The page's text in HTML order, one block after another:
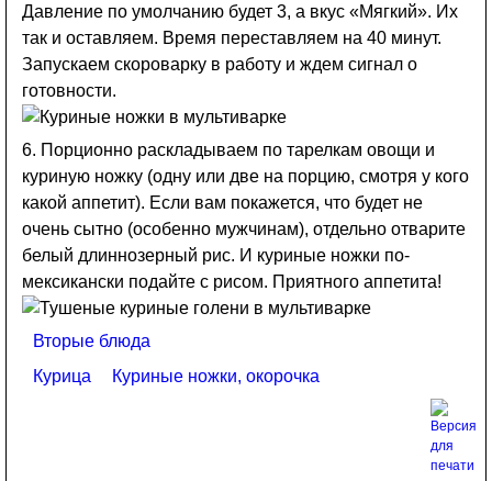
Давление по умолчанию будет 3, а вкус «Мягкий». Их
так и оставляем. Время переставляем на 40 минут.
Запускаем скороварку в работу и ждем сигнал о
готовности.
6. Порционно раскладываем по тарелкам овощи и
куриную ножку (одну или две на порцию, смотря у кого
какой аппетит). Если вам покажется, что будет не
очень сытно (особенно мужчинам), отдельно отварите
белый длиннозерный рис. И куриные ножки по-
мексикански подайте с рисом. Приятного аппетита!
Вторые блюда
Курица
Куриные ножки, окорочка